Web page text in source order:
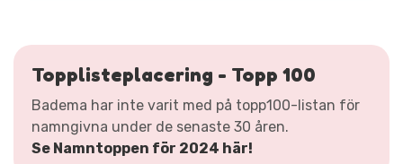
Topplisteplacering - Topp 100
Badema har inte varit med på topp100-listan för
namngivna under de senaste 30 åren.
Se Namntoppen för 2024 här!